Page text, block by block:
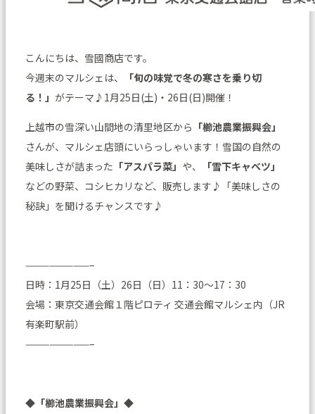
こんにちは、雪國商店です。
今週末のマルシェは、
「旬の味覚で冬の寒さを乗り切
る！」 がテーマ♪1月25日(土)・26日(日)開催！
上越市の雪深い山間地の清里地区から 「櫛池農業振興会」
さんが、マルシェ店頭にいらっしゃいます！雪国の自然の
美味しさが詰まった 「アスパラ菜」 や、
「雪下キャベツ」
などの野菜、コシヒカリなど、販売します♪「美味しさの
秘訣」を聞けるチャンスです♪
————————–
日時：1月25日（土）26日（日）11：30～17：30
会場：東京交通会館１階ピロティ 交通会館マルシェ内（JR
有楽町駅前）
————————–
◆ 「櫛池農業振興会」 ◆